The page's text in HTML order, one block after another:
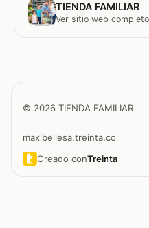
TIENDA FAMILIAR
Ver sitio web
© 2026 TIENDA FAMILIAR
maxibellesa.treinta.co
Creado conTreinta